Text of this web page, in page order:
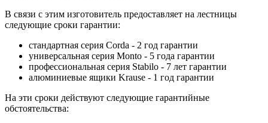
В связи с этим изготовитель предоставляет на лестницы
следующие сроки гарантии:
стандартная серия Corda - 2 год гарантии
универсальная серия Monto - 5 года гарантии
профессиональная серия Stabilo - 7 лет гарантии
алюминиевые ящики Krause - 1 год гарантии
На эти сроки действуют следующие гарантийные
обстоятельства: